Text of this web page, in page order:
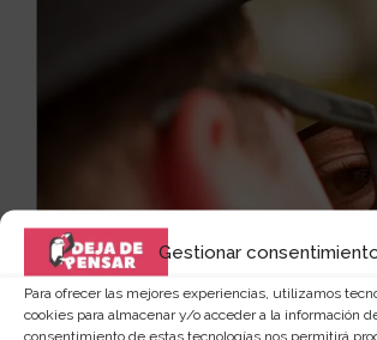
Gestionar
Para ofrecer las mejores experiencias, utilizamos
cookies para almacenar y/o acceder a la información
consentimiento de estas tecnologías nos permitirá